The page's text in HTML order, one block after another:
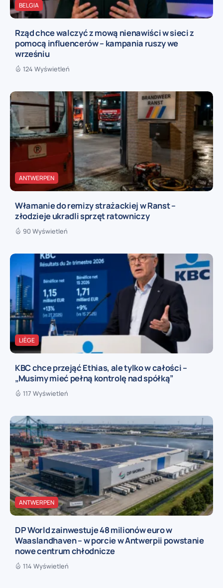
BELGIA
Rząd chce walczyć z mową nienawiści w sieci z
pomocą influencerów – kampania ruszy we
wrześniu
124 Wyświetleń
ANTWERPEN
Włamanie do remizy strażackiej w Ranst –
złodzieje ukradli sprzęt ratowniczy
90 Wyświetleń
LIÈGE
KBC chce przejąć Ethias, ale tylko w całości –
„Musimy mieć pełną kontrolę nad spółką”
117 Wyświetleń
ANTWERPEN
DP World zainwestuje 48 milionów euro w
Waaslandhaven – w porcie w Antwerpii powstanie
nowe centrum chłodnicze
114 Wyświetleń